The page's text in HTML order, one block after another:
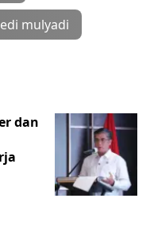
mulyadi
dan